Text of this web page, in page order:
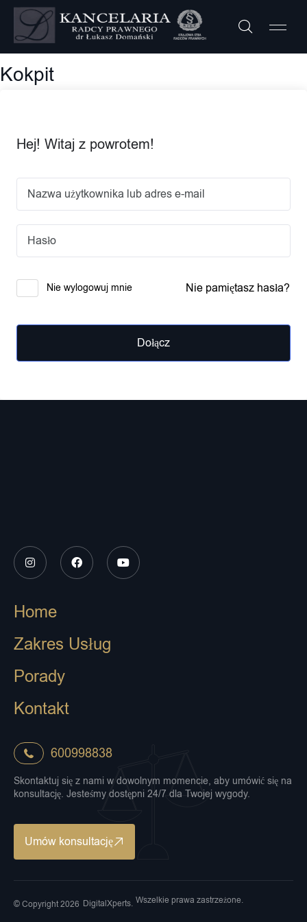
Kokpit
Hej! Witaj z powrotem!
Nie wylogowuj mnie Nie pamiętasz hasła?
Dołącz
Home
Zakres Usług
Porady
Kontakt
600998838
Skontaktuj się z nami w dowolnym momencie, aby umówić się na
konsultację. Jesteśmy dostępni 24/7 dla Twojej wygody.
Umów konsultację
© Copyright 2026 DigitalXperts. Wszelkie prawa zastrzeżone.